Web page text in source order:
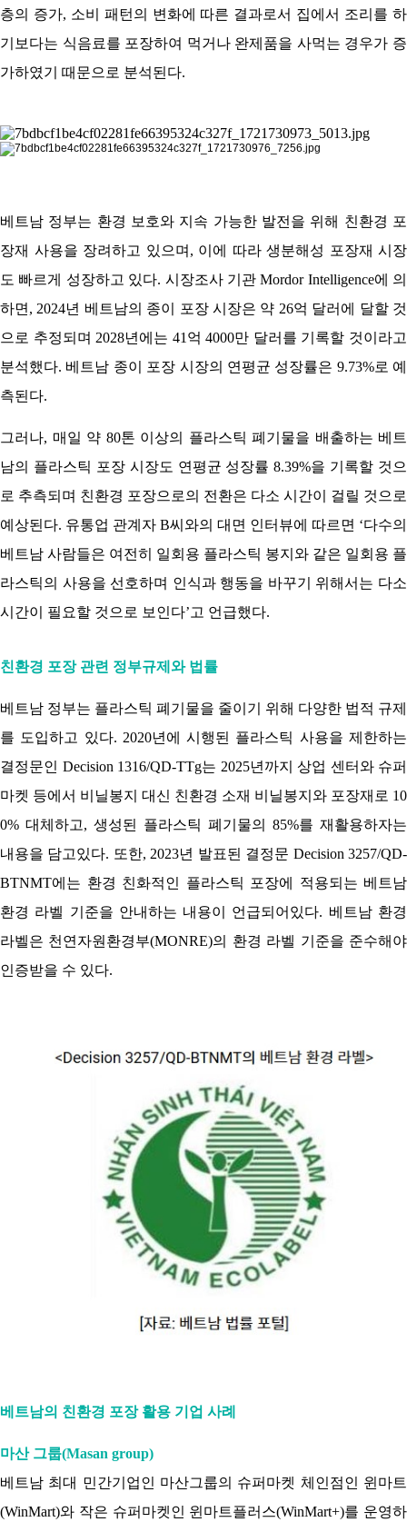
층의 증가, 소비 패턴의 변화에 따른 결과로서 집에서 조리를 하
기보다는 식음료를 포장하여 먹거나 완제품을 사먹는 경우가 증
가하였기 때문으로 분석된다.
베트남 정부는 환경 보호와 지속 가능한 발전을 위해 친환경 포
장재 사용을 장려하고 있으며, 이에 따라 생분해성 포장재 시장
도 빠르게 성장하고 있다. 시장조사 기관 Mordor Intelligence에 의
하면, 2024년 베트남의 종이 포장 시장은 약 26억 달러에 달할 것
으로 추정되며 2028년에는 41억 4000만 달러를 기록할 것이라고
분석했다. 베트남 종이 포장 시장의 연평균 성장률은 9.73%로 예
측된다.
그러나, 매일 약 80톤 이상의 플라스틱 폐기물을 배출하는 베트
남의 플라스틱 포장 시장도 연평균 성장률 8.39%을 기록할 것으
로 추측되며 친환경 포장으로의 전환은 다소 시간이 걸릴 것으로
예상된다. 유통업 관계자 B씨와의 대면 인터뷰에 따르면 ‘다수의
베트남 사람들은 여전히 일회용 플라스틱 봉지와 같은 일회용 플
라스틱의 사용을 선호하며 인식과 행동을 바꾸기 위해서는 다소
시간이 필요할 것으로 보인다’고 언급했다.
친환경 포장 관련 정부규제와 법률
베트남 정부는 플라스틱 폐기물을 줄이기 위해 다양한 법적 규제
를 도입하고 있다. 2020년에 시행된 플라스틱 사용을 제한하는
결정문인 Decision 1316/QD-TTg는 2025년까지 상업 센터와 슈퍼
마켓 등에서 비닐봉지 대신 친환경 소재 비닐봉지와 포장재로 10
0% 대체하고, 생성된 플라스틱 폐기물의 85%를 재활용하자는
내용을 담고있다. 또한, 2023년 발표된 결정문 Decision 3257/QD-
BTNMT에는 환경 친화적인 플라스틱 포장에 적용되는 베트남
환경 라벨 기준을 안내하는 내용이 언급되어있다. 베트남 환경
라벨은 천연자원환경부(MONRE)의 환경 라벨 기준을 준수해야
인증받을 수 있다.
베트남의 친환경 포장 활용 기업 사례
마산 그룹(Masan group)
베트남 최대 민간기업인 마산그룹의 슈퍼마켓 체인점인 윈마트
(WinMart)와 작은 슈퍼마켓인 윈마트플러스(WinMart+)를 운영하